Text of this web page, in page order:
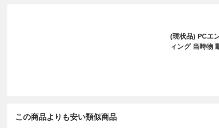
(現状品) PCエ
ィング 当時物
この商品よりも安い類似商品